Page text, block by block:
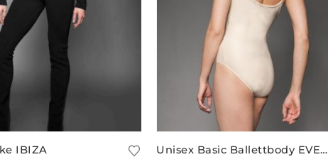
IBIZA Unisex Basic Ballettbody EVE mit Spaghettiträgern